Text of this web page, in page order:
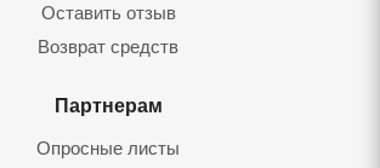
Оставить отзыв
Возврат средств
Партнерам
Опросные листы